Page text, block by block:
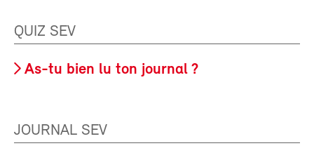
QUIZ SEV
As-tu bien lu ton journal ?
JOURNAL SEV